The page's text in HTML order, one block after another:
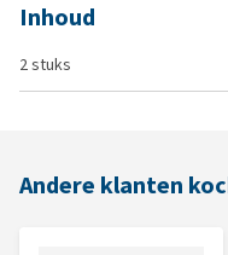
Inhoud
2 stuks
Andere klanten